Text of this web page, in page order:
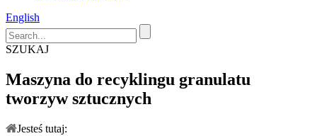
English
SZUKAJ
Maszyna do recyklingu granulatu
tworzyw sztucznych
Jesteś tutaj: